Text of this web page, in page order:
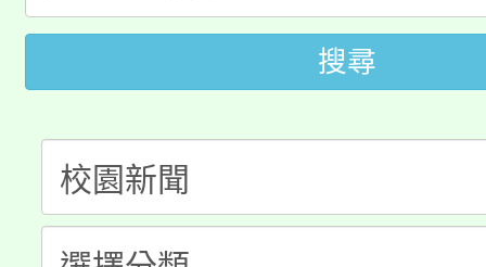
田徑場及游泳池舉行。
桃園市低收入戶享有免
視費優惠，中低收入戶
半價優惠，詳情可洽有
者。
大園自造教育及科技
份教師增能研習
大溪自造教育及科技中
份教師研習
淨零綠生活教案入校路
會
115年食農教育專業人
搜尋